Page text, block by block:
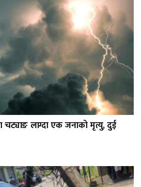
चट्याङ लाग्दा एक जनाको मृत्यु, दुई